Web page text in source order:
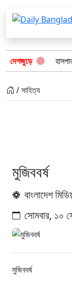
দেশজুড়ে
প্রাণ, হাসপাতালে ২৫
/ সাহিত্য
মুজিববর্ষ
বাংলাদেশ
সোমবার, ১০
মুজিববর্ষ